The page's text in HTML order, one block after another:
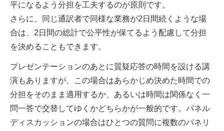
平になるよう分担を工夫するのが原則です。
さらに、同じ通訳者で同様な業務が2日間続くような場
合は、2日間の総計で公平性が保てるよう配慮して分担
を決めることもできます。
プレゼンテーションのあとに質疑応答の時間を設ける講
演もありますが、この場合はあらかじめ決めた時間での
分担をそのまま適用するか、あるいは時間は関係なく一
問一答で交替してゆくかどちらかが一般的です。パネル
ディスカッションの場合はひとつの質問に複数のパネリ